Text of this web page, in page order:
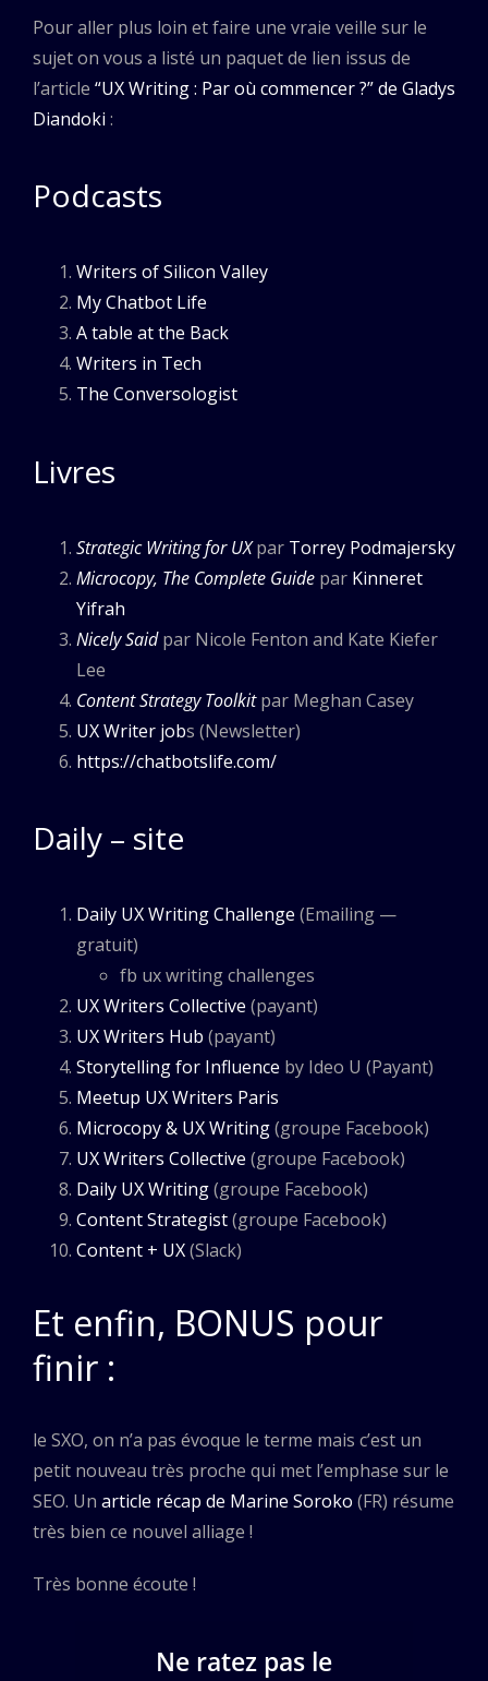
Pour aller plus loin et faire une vraie veille sur le
sujet on vous a listé un paquet de lien issus de
l’article “UX Writing : Par où commencer ?” de Gladys
Diandoki :
Podcasts
Writers of Silicon Valley
My Chatbot Life
A table at the Back
Writers in Tech
The Conversologist
Livres
Strategic Writing for UXpar Torrey Podmajersky
Microcopy, The Complete Guide par Kinneret
Yifrah
Nicely Saidpar Nicole Fenton and Kate Kiefer
Lee
Content Strategy Toolkitpar Meghan Casey
UX Writer jobs (Newsletter)
https://chatbotslife.com/
Daily – site
Daily UX Writing Challenge (Emailing —
gratuit)
fb ux writing challenges
UX Writers Collective (payant)
UX Writers Hub (payant)
Storytelling for Influence by Ideo U (Payant)
Meetup UX Writers Paris
Microcopy & UX Writing(groupe Facebook)
UX Writers Collective (groupe Facebook)
Daily UX Writing(groupe Facebook)
Content Strategist(groupe Facebook)
Content + UX(Slack)
Et enfin, BONUS pour
finir :
le SXO, on n’a pas évoque le terme mais c’est un
petit nouveau très proche qui met l’emphase sur le
SEO. Un article récap de Marine Soroko (FR) résume
très bien ce nouvel alliage !
Très bonne écoute !
Ne ratez pas le